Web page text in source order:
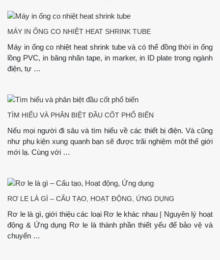
MÁY IN ỐNG CO NHIỆT HEAT SHRINK TUBE
Máy in ống co nhiệt heat shrink tube và có thể đồng thời in ống
lồng PVC, in băng nhãn tape, in marker, in ID plate trong ngành
điện, tự …
TÌM HIỂU VÀ PHÂN BIỆT ĐẦU CỐT PHỔ BIẾN
Nếu mọi người đi sâu và tìm hiểu về các thiết bị điện. Và cũng
như phụ kiện xung quanh bạn sẽ được trãi nghiệm một thế giới
mới lạ. Cùng với …
RƠ LE LÀ GÌ – CẤU TẠO, HOẠT ĐỘNG, ỨNG DỤNG
Rơ le là gì, giới thiệu các loại Rơ le khác nhau | Nguyên lý hoạt
động & Ứng dụng Rơ le là thành phần thiết yếu để bảo vệ và
chuyển …